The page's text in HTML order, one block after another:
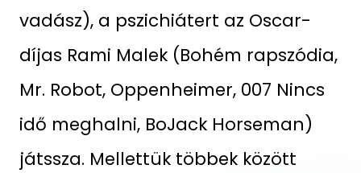
vadász), a pszichiátert az Oscar-
díjas Rami Malek (Bohém rapszódia,
Mr. Robot, Oppenheimer, 007 Nincs
idő meghalni, BoJack Horseman)
játssza. Mellettük többek között